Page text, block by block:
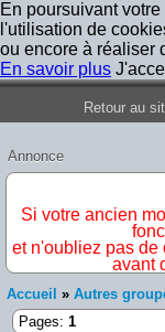
En poursuivant
l'utilisation de
ou encore à réaliser
En savoir plus
Retour au
Annonce
Si votre ancien
et n'oubliez pas de
avant
Accueil » Autres
Pages: 1